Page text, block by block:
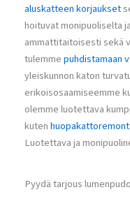
aluskatteen korjaukset
hoituvat monipuoliselta
ammattitaitoisesti sekä
tulemmepuhdistamaan
yleiskunnon katon
erikoisosaamiseemme
olemme luotettava
kuten
Luotettava ja
Pyydä tarjous